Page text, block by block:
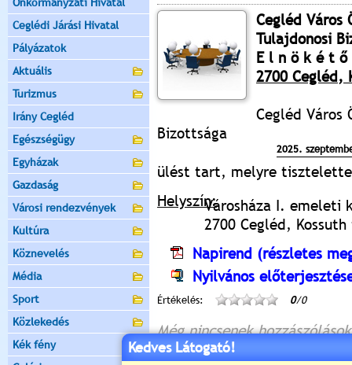
Ceglédi Járási Hivatal
Pályázatok
Aktuális
Turizmus
Irány Cegléd
Egészségügy
Egyházak
Gazdaság
Városi rendezvények
Kultúra
Köznevelés
Média
Sport
Közlekedés
Kék fény
Cegléd Város
Tulajdonosi
E l n ö k é t ő
2700 Cegléd,
Cegléd Város
Bizottsága
2025.
ülést tart, melyre
Helyszín:Városháza I. emeleti
2700 Cegléd,
Napirend (részletes
Nyilvános
Értékelés: 0/0
Még nincsenek hozzászólások
Kedves Látogató!